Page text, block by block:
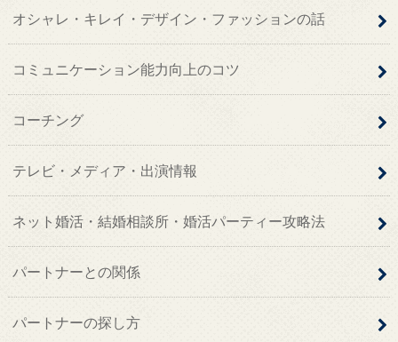
オシャレ・キレイ・デザイン・ファッションの話
コミュニケーション能力向上のコツ
コーチング
テレビ・メディア・出演情報
ネット婚活・結婚相談所・婚活パーティー攻略法
パートナーとの関係
パートナーの探し方